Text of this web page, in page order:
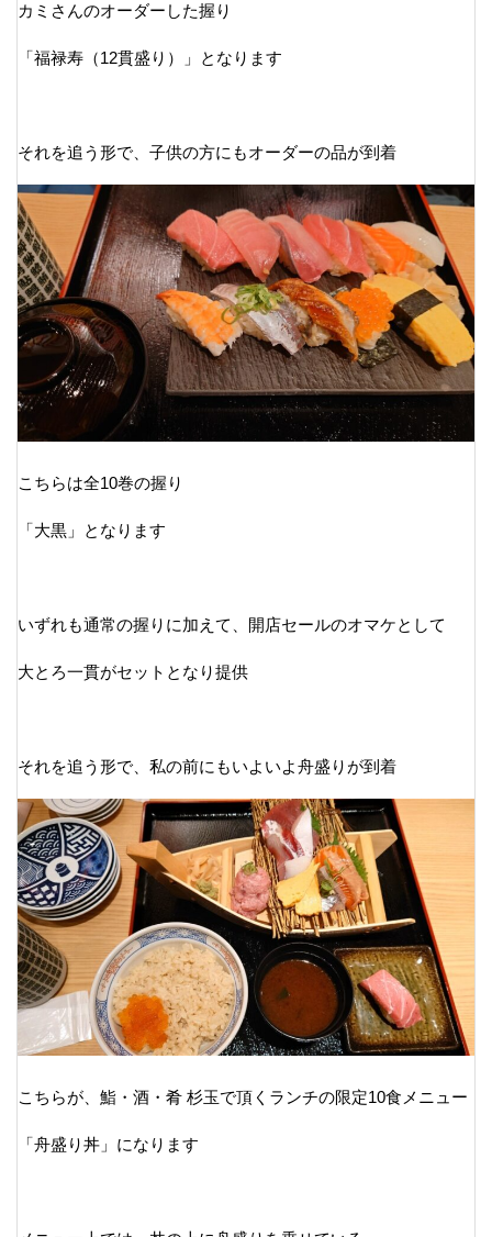
カミさんのオーダーした握り
「福禄寿（12貫盛り）」となります
それを追う形で、子供の方にもオーダーの品が到着
こちらは全10巻の握り
「大黒」となります
いずれも通常の握りに加えて、開店セールのオマケとして
大とろ一貫がセットとなり提供
それを追う形で、私の前にもいよいよ舟盛りが到着
こちらが、鮨・酒・肴 杉玉で頂くランチの限定10食メニュー
「舟盛り丼」になります